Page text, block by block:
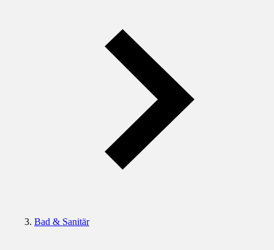
Bad & Sanitär